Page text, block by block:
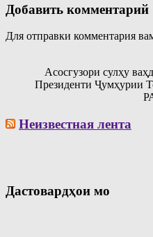
Добавить комментарий
Для отправки комментария
Асосгузори сулҳу
Президенти Ҷумҳурии
Неизвестная лента
Дастовардҳои мо